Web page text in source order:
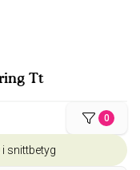
Tt
0
i snittbetyg